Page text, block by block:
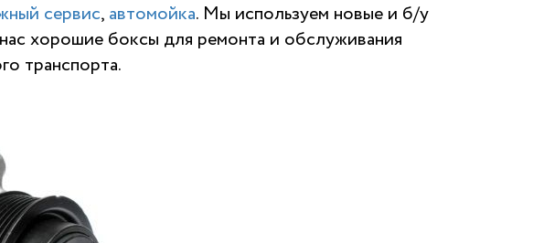
сервис, автомойка. Мы используем новые и б/у
хорошие боксы для ремонта и обслуживания
транспорта.